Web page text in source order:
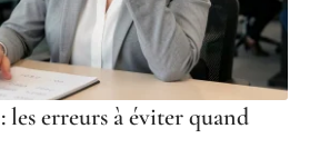
erreurs à éviter quand